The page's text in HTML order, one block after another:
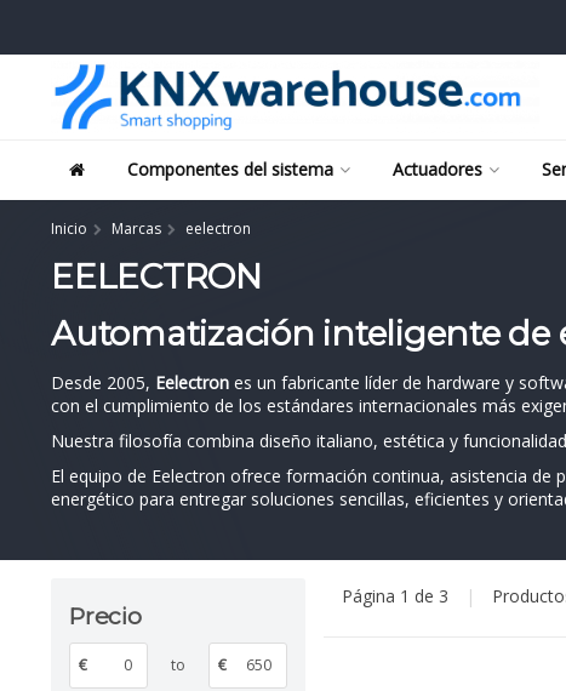
Componentes del sistema Actuadores
Inicio Marcas eelectron
EELECTRON
Automatización inteligente de
Desde 2005, Eelectron es un fabricante líder de hardware y
con el cumplimiento de los estándares internacionales más
Nuestra filosofía combina diseño italiano, estética y
El equipo de Eelectron ofrece formación continua, asistencia
energético para entregar soluciones sencillas, eficientes y
Precio
€ to €
Página 1 de 3 |